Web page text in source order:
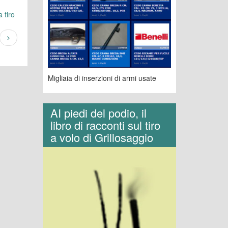
tiro
Migliaia di inserzioni di armi usate
AI piedi del podio, il
libro di racconti sul tiro
a volo di Grillosaggio